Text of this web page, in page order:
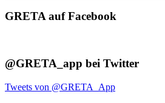
GRETA auf Facebook
@GRETA_app bei Twitter
Tweets von @GRETA_App